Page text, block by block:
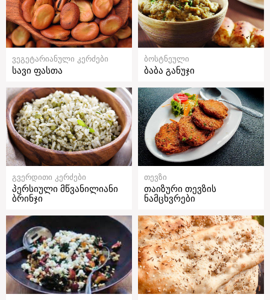
ვეგეტარიანული კერძები
სავი ფასთა
ბოსტნეული
ბაბა განუჯი
გვერდითი კერძები
პერსიული მწვანილიანი
ბრინჯი
თევზი
თაიზური თევზის
ნამცხვრები